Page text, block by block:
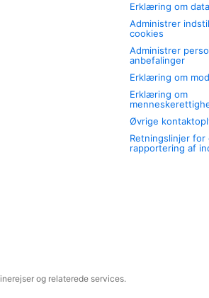
Erklæring om
Administrer
cookies
Administrer
anbefalinger
Erklæring om
Erklæring om
Øvrige
Retningslinjer for
rapportering af
og relaterede services.